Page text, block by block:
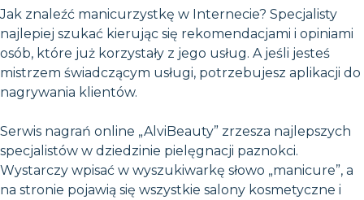
Jak znaleźć manicurzystkę w Internecie? Specjalisty
najlepiej szukać kierując się rekomendacjami i opiniami
osób, które już korzystały z jego usług. A jeśli jesteś
mistrzem świadczącym usługi, potrzebujesz aplikacji do
nagrywania klientów.
Serwis nagrań online „AlviBeauty” zrzesza najlepszych
specjalistów w dziedzinie pielęgnacji paznokci.
Wystarczy wpisać w wyszukiwarkę słowo „manicure”, a
na stronie pojawią się wszystkie salony kosmetyczne i